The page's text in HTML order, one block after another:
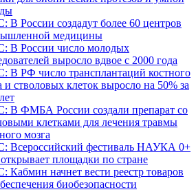
В России создадут более 60 центров
медицины
В России число молодых
выросло вдвое с 2000 года
В РФ число трансплантаций костного
и стволовых клеток выросло на 50% за
В ФМБА России создали препарат со
клетками для лечения травмы
мозга
Всероссийский фестиваль НАУКА 0+
площадки по стране
Кабмин начнет вести реестр товаров
биобезопасности